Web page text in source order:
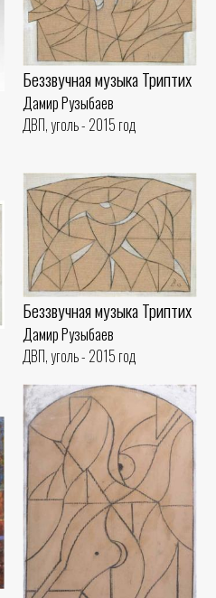
Беззвучная музыка Триптих
Дамир Рузыбаев
ДВП, уголь - 2015 год
Беззвучная музыка Триптих
Дамир Рузыбаев
ДВП, уголь - 2015 год